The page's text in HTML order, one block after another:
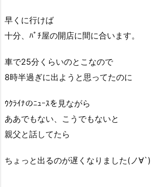
早くに行けば
十分、ﾊﾟﾁ屋の開店に間に合います。
車で25分くらいのとこなので
8時半過ぎに出ようと思ってたのに
ｳｸﾗｲﾅのﾆｭｰｽを見ながら
ああでもない、こうでもないと
親父と話してたら
ちょっと出るのが遅くなりました(ノ∀`)